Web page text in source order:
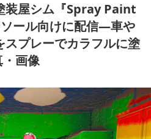
装屋シム『Spray Paint
ール向けに配信―車や
プレーでカラフルに塗
・画像